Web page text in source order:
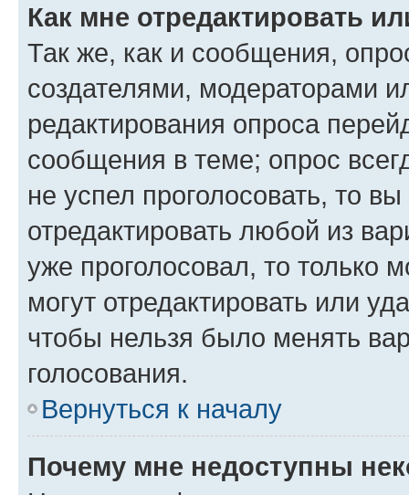
Как мне отредактировать
Так же, как и сообщения,
создателями, модераторами
редактирования опроса
сообщения в теме; опрос
не успел проголосовать, то
отредактировать любой из
уже проголосовал, то только
могут отредактировать или
чтобы нельзя было менять
голосования.
Вернуться к началу
Почему мне недоступны